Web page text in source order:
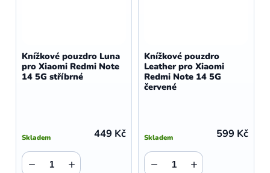
Knížkové pouzdro Luna
pro Xiaomi Redmi Note
14 5G stříbrné
Skladem 449 Kč
+
−
Knížkové pouzdro
Leather pro Xiaomi
Redmi Note 14 5G
červené
Skladem 599 Kč
+
−